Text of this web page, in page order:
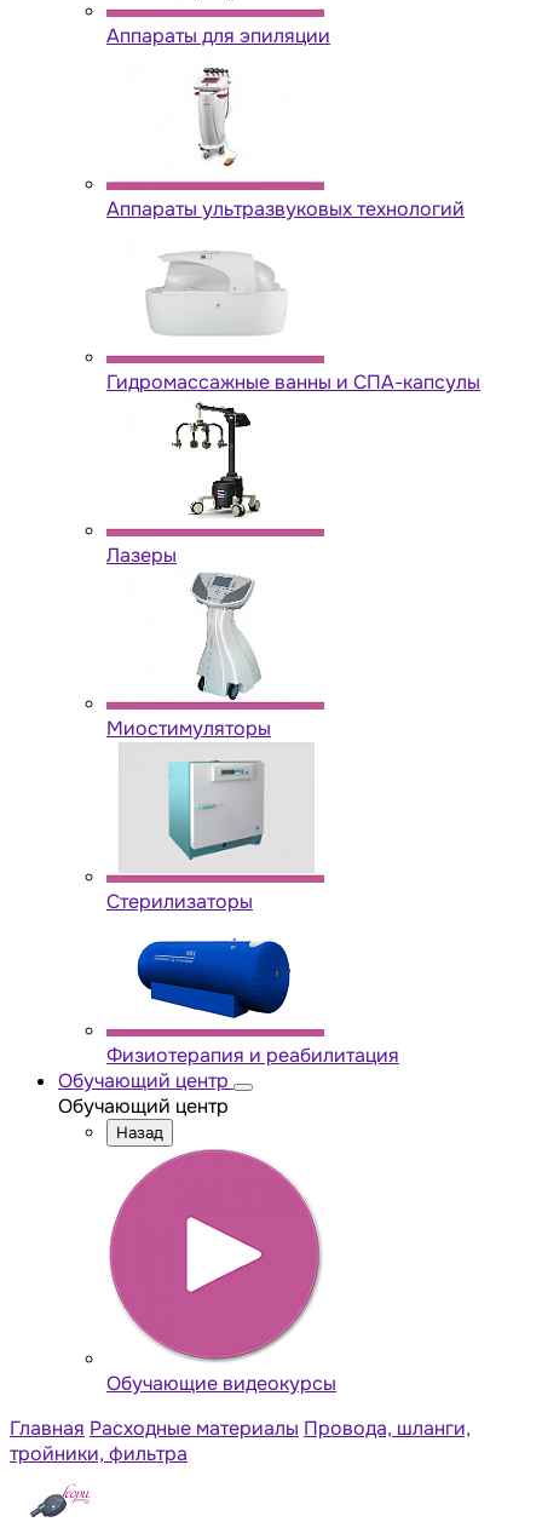
Аппараты для эпиляции
Аппараты ультразвуковых технологий
Гидромассажные ванны и СПА-капсулы
Лазеры
Миостимуляторы
Стерилизаторы
Физиотерапия и реабилитация
Обучающий центр
Обучающий центр
Назад
Обучающие видеокурсы
Главная Расходные материалы Провода, шланги,
тройники, фильтра